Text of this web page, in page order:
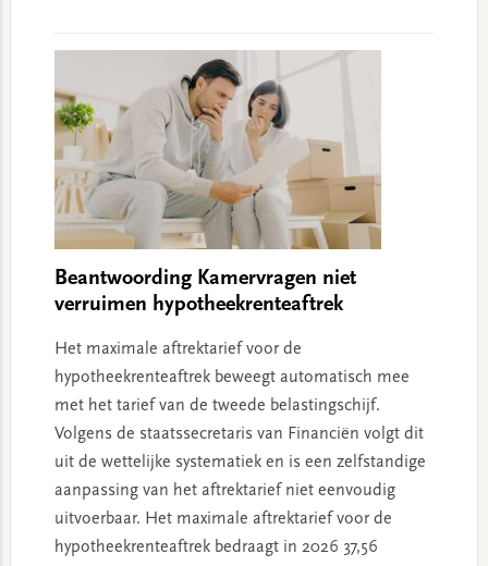
Beantwoording Kamervragen niet
verruimen hypotheekrenteaftrek
Het maximale aftrektarief voor de
hypotheekrenteaftrek beweegt automatisch mee
met het tarief van de tweede belastingschijf.
Volgens de staatssecretaris van Financiën volgt dit
uit de wettelijke systematiek en is een zelfstandige
aanpassing van het aftrektarief niet eenvoudig
uitvoerbaar. Het maximale aftrektarief voor de
hypotheekrenteaftrek bedraagt in 2026 37,56